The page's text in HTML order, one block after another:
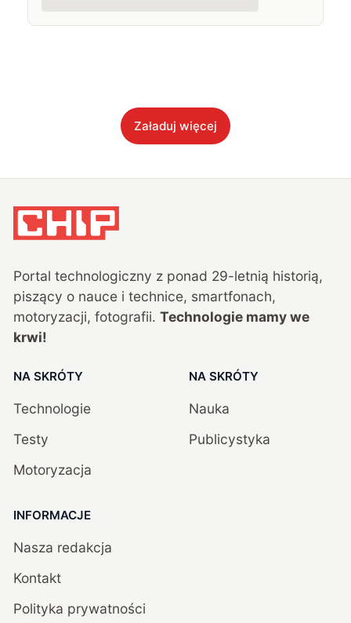
Załaduj więcej
Portal technologiczny z ponad 29-letnią historią,
piszący o nauce i technice, smartfonach,
motoryzacji, fotografii. Technologie mamy we
krwi!
NA SKRÓTY
Technologie
Testy
Motoryzacja
NA SKRÓTY
Nauka
Publicystyka
INFORMACJE
Nasza redakcja
Kontakt
Polityka prywatności